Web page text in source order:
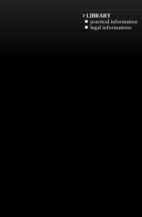
LIBRARY
practical information
legal informations